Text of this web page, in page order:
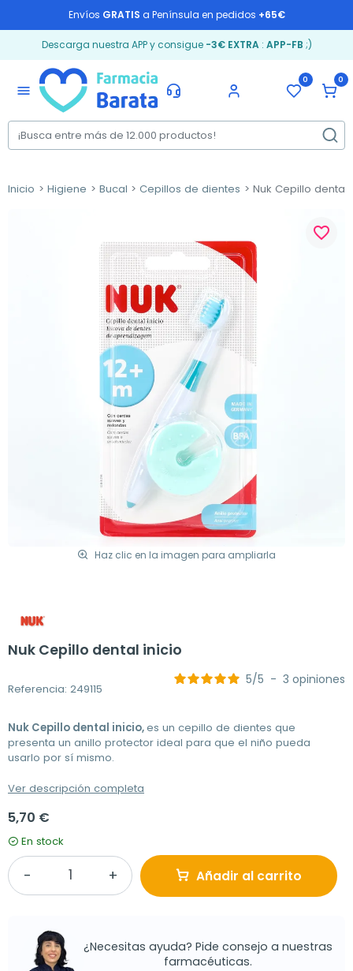
Envíos GRATIS a Península en pedidos +65€
Descarga nuestra APP y consigue -3€ EXTRA: APP-FB ;)
menu
0 0
Inicio Higiene Bucal Cepillos de dientes Nuk Cepillo dental
Haz clic en la imagen para ampliarla
favorite_border
Nuk Cepillo dental inicio
Referencia: 249115
5/5 - 3 opiniones
Nuk Cepillo dental inicio,es un cepillo de dientes que
presenta un anillo protector ideal para que el niño pueda
usarlo por sí mismo.
Ver descripción completa
5,70 €
En stock
Añadir al carrito
¿Necesitas ayuda? Pide consejo a nuestras
farmacéuticas.